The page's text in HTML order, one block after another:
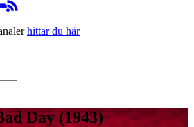
hittar du här
Day (1943)